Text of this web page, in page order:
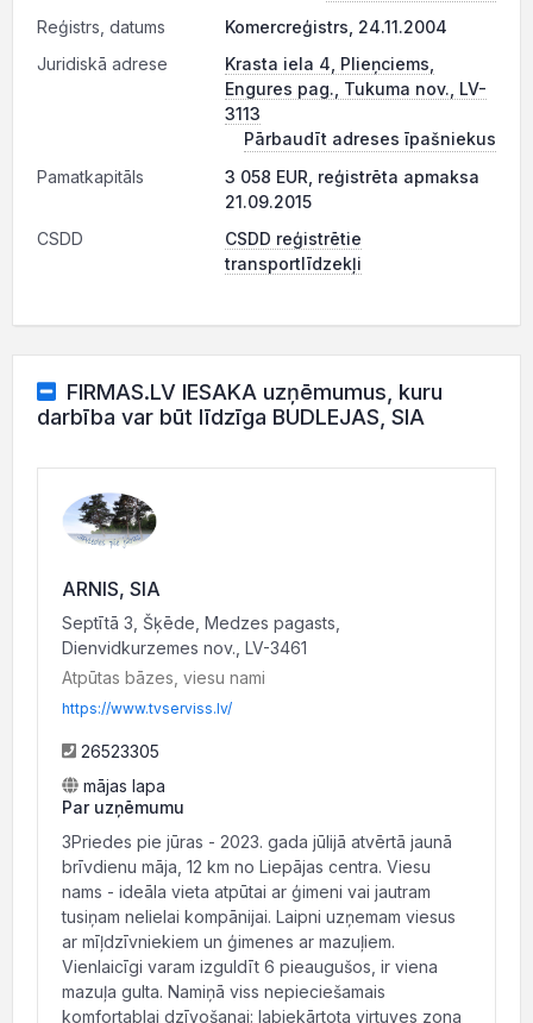
Reģistrs, datums
Komercreģistrs, 24.11.2004
Juridiskā adrese
Krasta iela 4, Plieņciems,
Engures pag., Tukuma nov., LV-
3113
Pārbaudīt adreses īpašniekus
Pamatkapitāls
3 058 EUR, reģistrēta apmaksa
21.09.2015
CSDD
CSDD reģistrētie
transportlīdzekļi
FIRMAS.LV IESAKA uzņēmumus, kuru
darbība var būt līdzīga BUDLEJAS, SIA
ARNIS, SIA
Septītā 3, Šķēde, Medzes pagasts,
Dienvidkurzemes nov., LV-3461
Atpūtas bāzes, viesu nami
https://www.tvserviss.lv/
26523305
mājas lapa
Par uzņēmumu
3Priedes pie jūras - 2023. gada jūlijā atvērtā jaunā
brīvdienu māja, 12 km no Liepājas centra. Viesu
nams - ideāla vieta atpūtai ar ģimeni vai jautram
tusiņam nelielai kompānijai. Laipni uzņemam viesus
ar mīļdzīvniekiem un ģimenes ar mazuļiem.
Vienlaicīgi varam izguldīt 6 pieaugušos, ir viena
mazuļa gulta. Namiņā viss nepieciešamais
komfortablai dzīvošanai: labiekārtota virtuves zona